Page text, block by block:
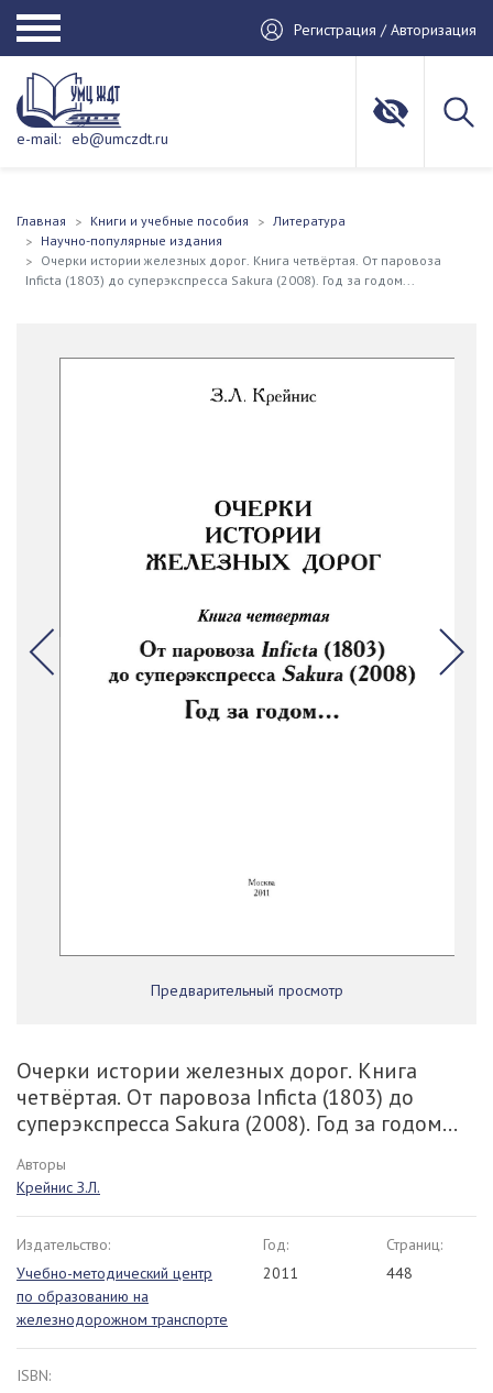
Регистрация / Авторизация
e-mail: eb@umczdt.ru
Главная Книги и учебные пособия
Литература
Научно-популярные издания
Очерки истории железных дорог. Книга четвёртая. От паровоза
Inficta (1803) до суперэкспресса Sakura (2008). Год за годом...
Предварительный просмотр
Очерки истории железных дорог. Книга
четвёртая. От паровоза Inficta (1803) до
суперэкспресса Sakura (2008). Год за годом...
Авторы
Крейнис З.Л.
Издательство:
Учебно-методический центр
по образованию на
железнодорожном транспорте
Год:
2011
Страниц:
448
ISBN: